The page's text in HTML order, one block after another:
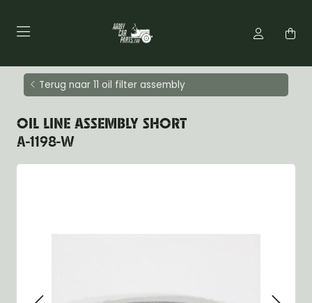
Terug naar 11 oil filter assembly
OIL LINE ASSEMBLY SHORT
A-1198-W